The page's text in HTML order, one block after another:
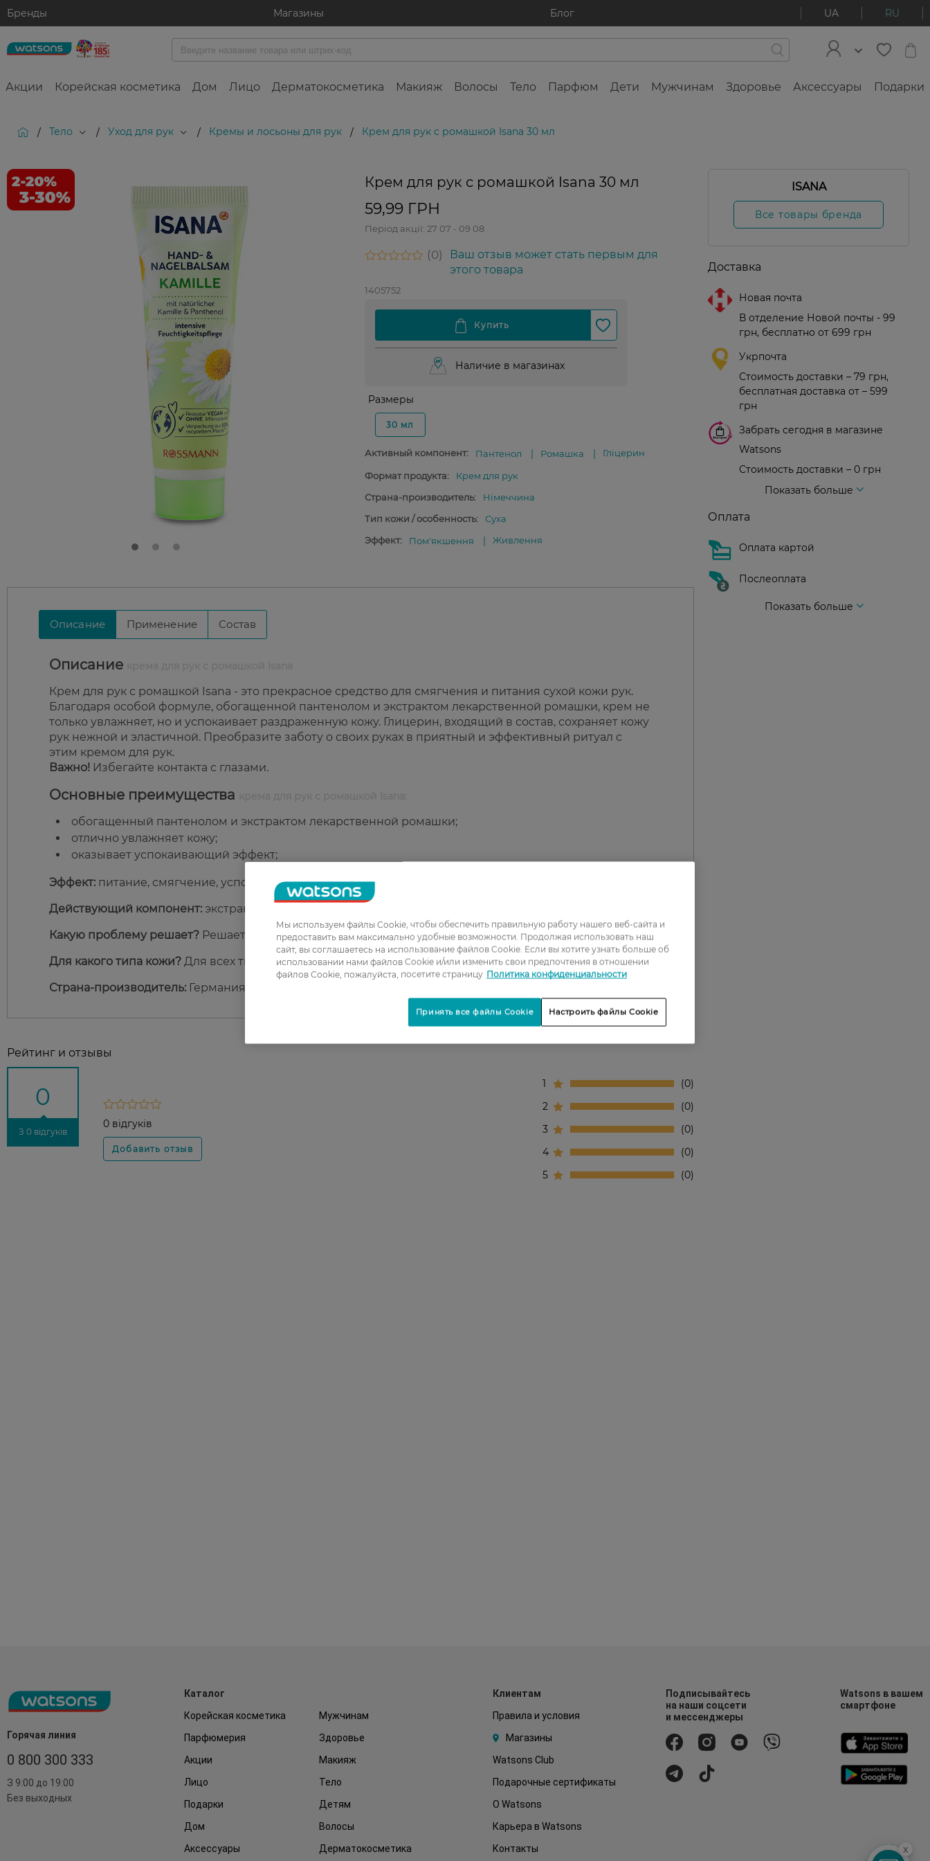
Бренды Магазины Блог UA RU
Акции Корейская косметика Дом Лицо Дерматокосметика Макияж Волосы Тело Парфюм Дети Мужчинам Здоровье Аксессуары Подарки
/ Тело / Уход для рук / Кремы и лосьоны для рук / Крем для рук с ромашкой Isana 30 мл
Крем для рук с ромашкой Isana 30 мл
59,99 ГРН
Період акції: 27 07 - 09 08
0
Ваш отзыв может стать первым для
этого товара
1405752
Наличие в магазинах
Размеры
30 мл
Активный компонент: Пантенол Ромашка Гліцерин
Формат продукта:
Крем для рук
Страна-производитель:
Німеччина
Тип кожи / особенность:
Суха
Эффект:
Пом'якшення Живлення
Описание Применение Состав
Описание
Крем для рук с ромашкой Isana - это прекрасное средство для смягчения и питания сухой кожи рук.
Благодаря особой формуле, обогащенной пантенолом и экстрактом лекарственной ромашки, крем не
только увлажняет, но и успокаивает раздраженную кожу. Глицерин, входящий в состав, сохраняет кожу
рук нежной и эластичной. Преобразите заботу о своих руках в приятный и эффективный ритуал с
этим кремом для рук.
Важно! Избегайте контакта с глазами.
Основные преимущества
обогащенный пантенолом и экстрактом лекарственной ромашки;
отлично увлажняет кожу;
оказывает успокаивающий эффект;
Эффект: питание, смягчение, успокоение.
Действующий компонент: экстракт ромашки лекарственной, пантенол, глицерин.
Какую проблему решает? Решает проблему сухой кожи.
Для какого типа кожи? Для всех типов кожи.
Страна-производитель: Германия.
Рейтинг и отзывы
0
З 0 відгуків
0 відгуків
1
0
2
0
3
0
4
0
5
0
ISANA
Все товары бренда
Доставка
Новая почта
В отделение Новой почты - 99
грн, бесплатно от 699 грн
Укрпочта
Стоимость доставки – 79 грн,
бесплатная доставка от – 599
грн
Забрать сегодня в магазине
Watsons
Стоимость доставки – 0 грн
Показать больше
Оплата
Оплата картой
Послеоплата
Показать больше
Горячая линия
0 800 300 333
З 9:00 до 19:00
Без выходных
Каталог
Корейская косметика
Мужчинам
Парфюмерия
Здоровье
Акции
Макияж
Лицо
Тело
Подарки
Детям
Дом
Волосы
Аксессуары
Дерматокосметика
Клиентам
Правила и условия
Магазины
Watsons Club
Подарочные сертификаты
О Watsons
Карьера в Watsons
Контакты
Подписывайтесь
на наши соцсети
и мессенджеры
Watsons в вашем
смартфоне
x
Мы используем файлы Cookie, чтобы обеспечить правильную работу нашего веб-сайта и
предоставить вам максимально удобные возможности. Продолжая использовать наш
сайт, вы соглашаетесь на использование файлов Cookie. Если вы хотите узнать больше об
использовании нами файлов Cookie и/или изменить свои предпочтения в отношении
файлов Cookie, пожалуйста, посетите страницу Политика конфиденциальности
Настроить файлы Cookie
Принять все файлы Cookie